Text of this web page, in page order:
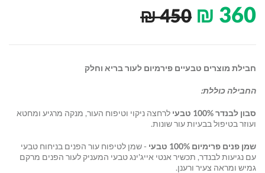
360
₪
450
₪
חבילת מוצרים טבעיים פירמיום לעור בריא וחלק
החבילה כוללת:
סבון לבנדר 100% טבעי
לרחצה ניקוי וטיפוח העור, מנקה מרגיע ומחטא
ועוזר בטיפול בבעיות עור שונות.
שמן פנים פרימיום 100% טבעי
- שמן לטיפוח עור הפנים בניחוח טבעי
עם נגיעות לבנדר, תכשיר אנטי אייג'ינג טבעי המעניק לעור הפנים מרקם
גמיש ומראה צעיר ורענן.